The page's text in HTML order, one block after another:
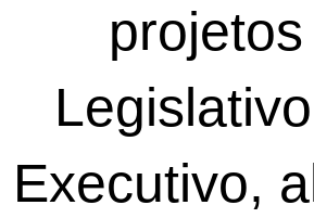
Executivo,